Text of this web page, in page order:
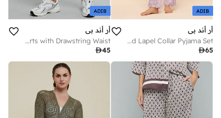
ADIB
أر أند بي
Printed Lapel Collar Pyjama Set
65
ADIB
أر أند بي
Solid Shorts with Drawstring Waist
45